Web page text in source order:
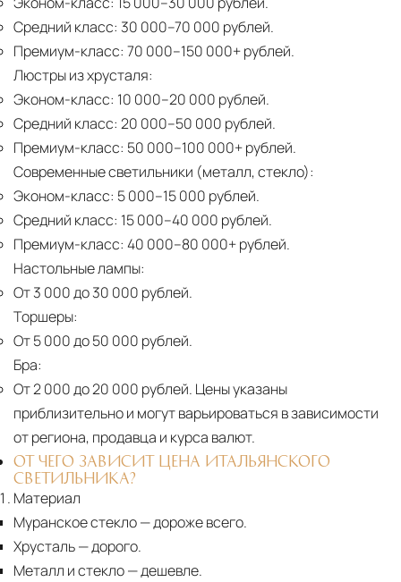
Средний класс: 30 000–70 000 рублей.
Премиум-класс: 70 000–150 000+ рублей.
Люстры из хрусталя:
Эконом-класс: 10 000–20 000 рублей.
Средний класс: 20 000–50 000 рублей.
Премиум-класс: 50 000–100 000+ рублей.
Современные светильники (металл, стекло):
Эконом-класс: 5 000–15 000 рублей.
Средний класс: 15 000–40 000 рублей.
Премиум-класс: 40 000–80 000+ рублей.
Настольные лампы:
От 3 000 до 30 000 рублей.
Торшеры:
От 5 000 до 50 000 рублей.
Бра:
От 2 000 до 20 000 рублей. Цены указаны
приблизительно и могут варьироваться в зависимости
от региона, продавца и курса валют.
ОТ ЧЕГО ЗАВИСИТ ЦЕНА ИТАЛЬЯНСКОГО
СВЕТИЛЬНИКА?
Материал
Муранское стекло— дороже всего.
Хрусталь— дорого.
Металл и стекло— дешевле.